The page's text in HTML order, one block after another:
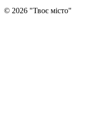
© 2026 "Твоє місто"